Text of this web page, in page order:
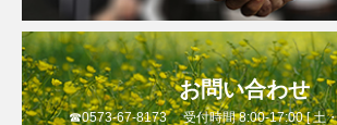
お問い合わせ
☎0573-67-8173 受付時間 8:00-17:00 [ 土・